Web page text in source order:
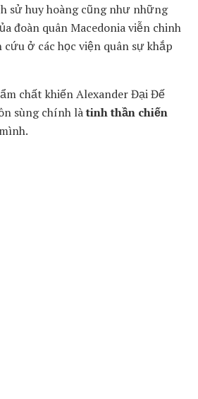
sử huy hoàng cũng như những
đoàn quân Macedonia viễn chinh
ở các học viện quân sự khắp
chất khiến Alexander Đại Đế
sùng chính làtinh thần chiến